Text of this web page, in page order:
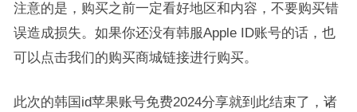
注意的是，购买之前一定看好地区和内容，不要购买错
误造成损失。如果你还没有韩服Apple ID账号的话，也
可以点击我们的购买商城链接进行购买。
此次的韩国id苹果账号免费2024分享就到此结束了，诸